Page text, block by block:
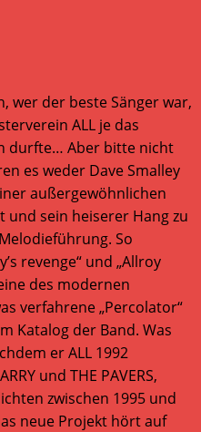
wer der beste Sänger war,
ALL je das
durfte… Aber bitte nicht
es weder Dave Smalley
außergewöhnlichen
und sein heiserer Hang zu
So
revenge“ und „Allroy
des modernen
verfahrene „Percolator“
Katalog der Band. Was
er ALL 1992
und THE PAVERS,
zwischen 1995 und
neue Projekt hört auf